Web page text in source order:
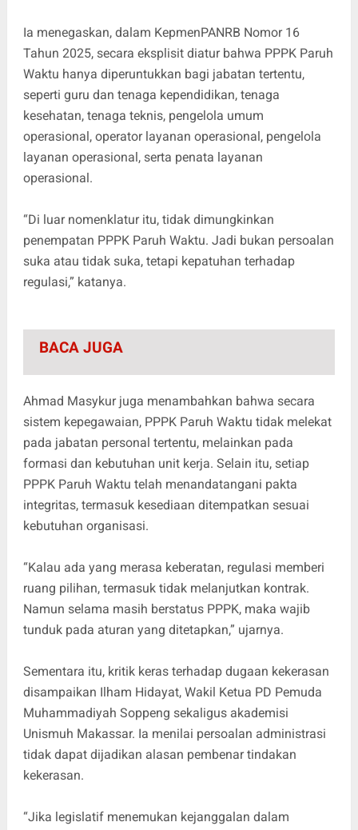
Ia menegaskan, dalam KepmenPANRB Nomor 16
Tahun 2025, secara eksplisit diatur bahwa PPPK Paruh
Waktu hanya diperuntukkan bagi jabatan tertentu,
seperti guru dan tenaga kependidikan, tenaga
kesehatan, tenaga teknis, pengelola umum
operasional, operator layanan operasional, pengelola
layanan operasional, serta penata layanan
operasional.
“Di luar nomenklatur itu, tidak dimungkinkan
penempatan PPPK Paruh Waktu. Jadi bukan persoalan
suka atau tidak suka, tetapi kepatuhan terhadap
regulasi,” katanya.
BACA JUGA
Ahmad Masykur juga menambahkan bahwa secara
sistem kepegawaian, PPPK Paruh Waktu tidak melekat
pada jabatan personal tertentu, melainkan pada
formasi dan kebutuhan unit kerja. Selain itu, setiap
PPPK Paruh Waktu telah menandatangani pakta
integritas, termasuk kesediaan ditempatkan sesuai
kebutuhan organisasi.
“Kalau ada yang merasa keberatan, regulasi memberi
ruang pilihan, termasuk tidak melanjutkan kontrak.
Namun selama masih berstatus PPPK, maka wajib
tunduk pada aturan yang ditetapkan,” ujarnya.
Sementara itu, kritik keras terhadap dugaan kekerasan
disampaikan Ilham Hidayat, Wakil Ketua PD Pemuda
Muhammadiyah Soppeng sekaligus akademisi
Unismuh Makassar. Ia menilai persoalan administrasi
tidak dapat dijadikan alasan pembenar tindakan
kekerasan.
“Jika legislatif menemukan kejanggalan dalam